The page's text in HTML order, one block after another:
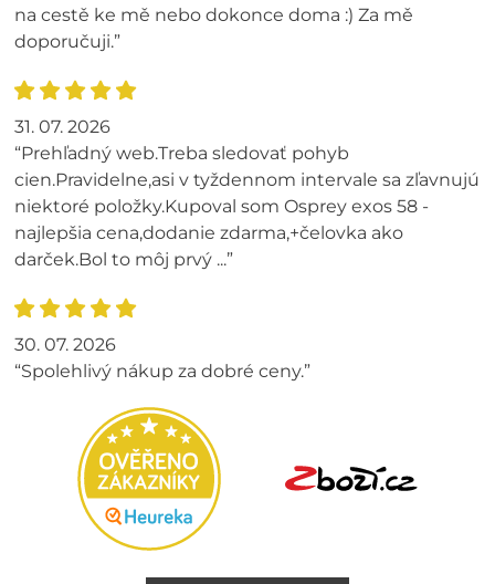
na cestě ke mě nebo dokonce doma :) Za mě
doporučuji.”
31. 07. 2026
“Prehľadný web.Treba sledovať pohyb
cien.Pravidelne,asi v tyždennom intervale sa zľavnujú
niektoré položky.Kupoval som Osprey exos 58 -
najlepšia cena,dodanie zdarma,+čelovka ako
darček.Bol to môj prvý ...”
30. 07. 2026
“Spolehlivý nákup za dobré ceny.”